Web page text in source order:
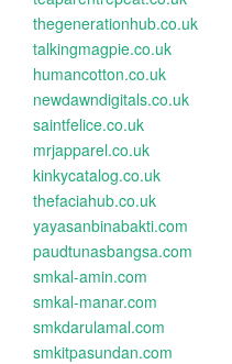
thegenerationhub.co.uk
talkingmagpie.co.uk
humancotton.co.uk
newdawndigitals.co.uk
saintfelice.co.uk
mrjapparel.co.uk
kinkycatalog.co.uk
thefaciahub.co.uk
yayasanbinabakti.com
paudtunasbangsa.com
smkal-amin.com
smkal-manar.com
smkdarulamal.com
smkitpasundan.com